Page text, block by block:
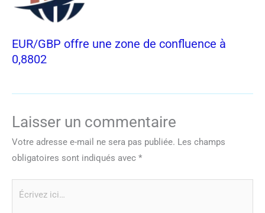
EUR/GBP offre une zone de confluence à
0,8802
Laisser un commentaire
Votre adresse e-mail ne sera pas publiée. Les champs
obligatoires sont indiqués avec *